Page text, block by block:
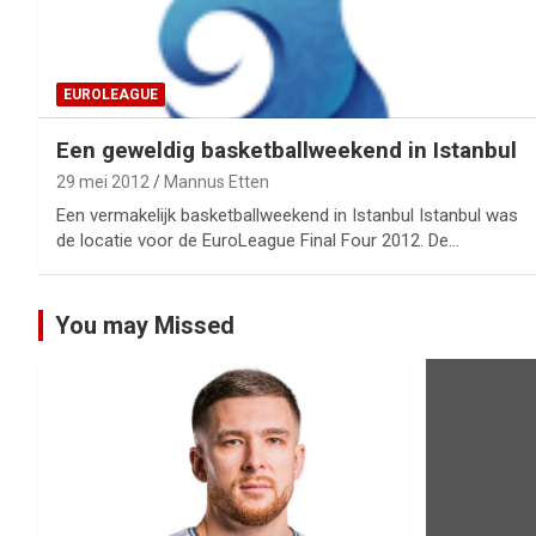
EUROLEAGUE
Een geweldig basketballweekend in Istanbul
29 mei 2012 Mannus Etten
Een vermakelijk basketballweekend in Istanbul Istanbul was
de locatie voor de EuroLeague Final Four 2012. De…
You may Missed